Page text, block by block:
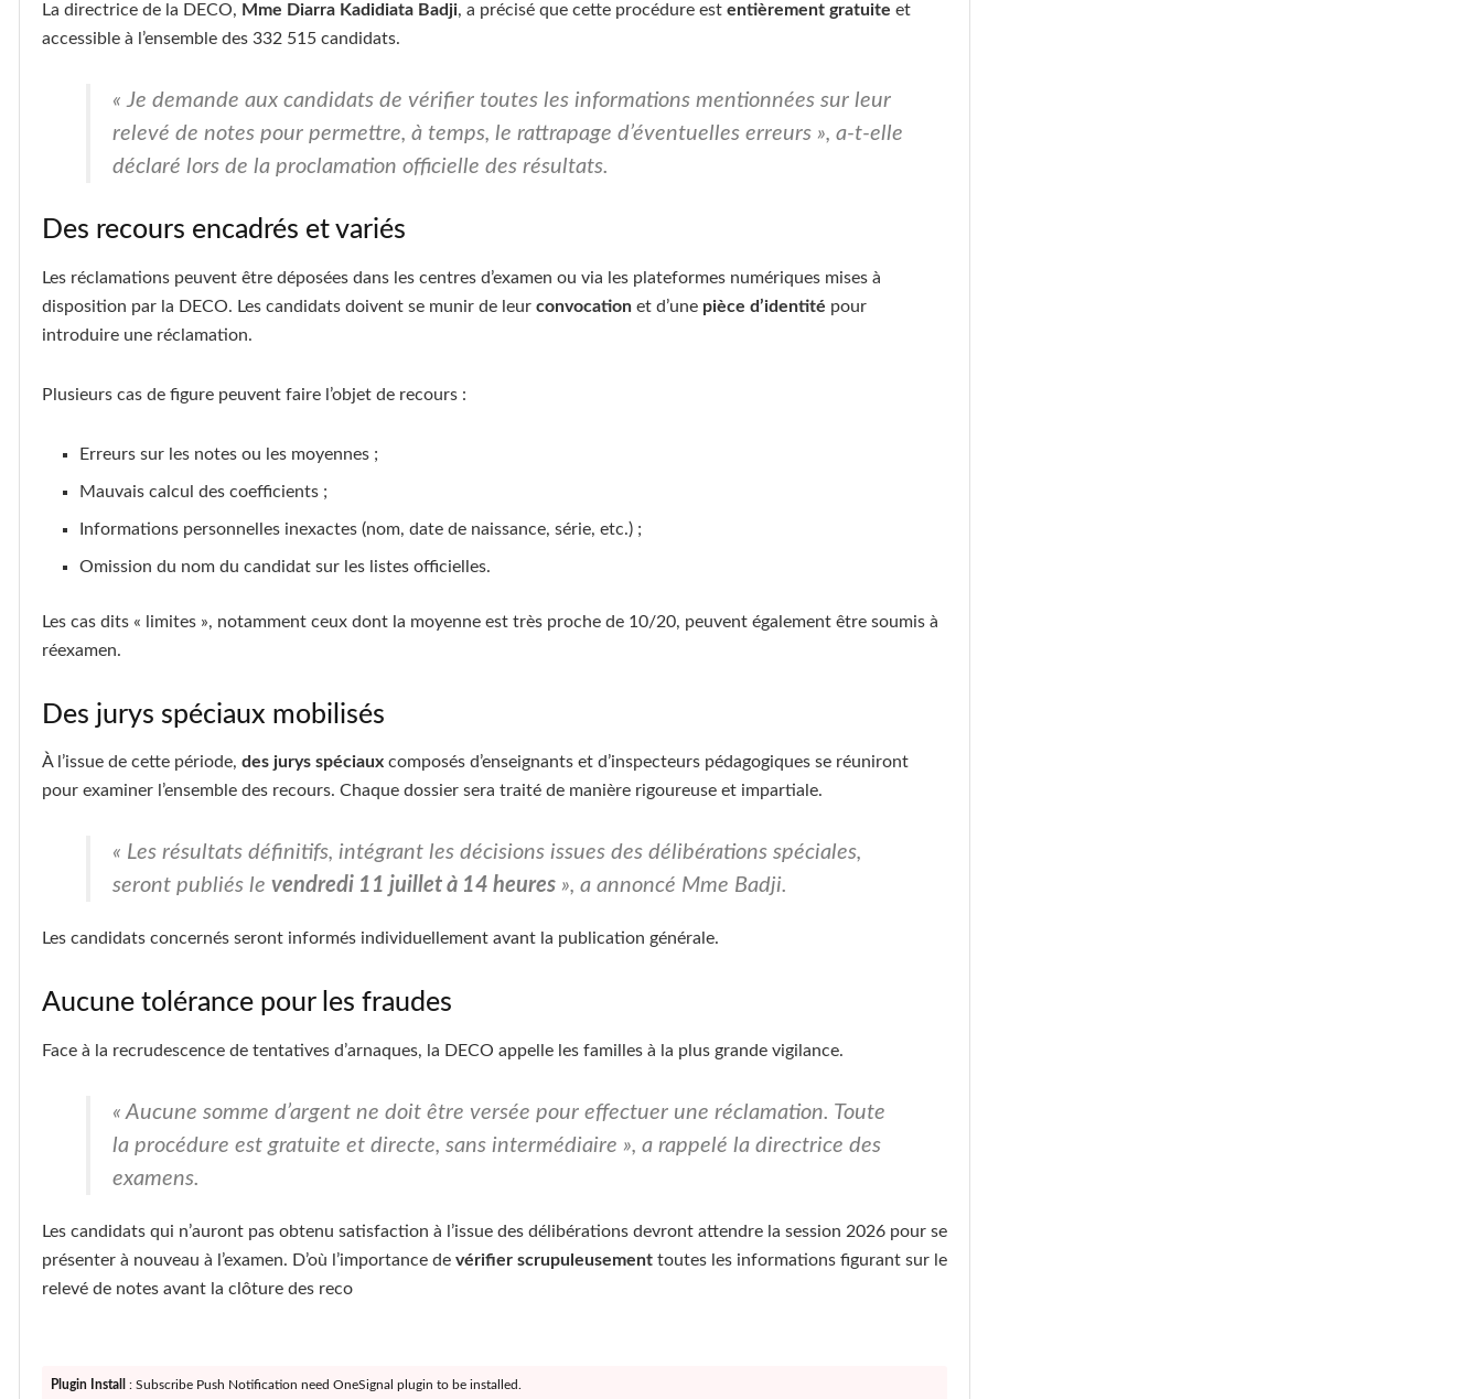
La directrice de la DECO, Mme Diarra Kadidiata Badji, a précisé que cette procédure est entièrement gratuite et
accessible à l’ensemble des 332 515 candidats.
« Je demande aux candidats de vérifier toutes les informations mentionnées sur leur
relevé de notes pour permettre, à temps, le rattrapage d’éventuelles erreurs », a-t-elle
déclaré lors de la proclamation officielle des résultats.
Des recours encadrés et variés
Les réclamations peuvent être déposées dans les centres d’examen ou via les plateformes numériques mises à
disposition par la DECO. Les candidats doivent se munir de leur convocation et d’une pièce d’identité pour
introduire une réclamation.
Plusieurs cas de figure peuvent faire l’objet de recours :
Erreurs sur les notes ou les moyennes ;
Mauvais calcul des coefficients ;
Informations personnelles inexactes (nom, date de naissance, série, etc.) ;
Omission du nom du candidat sur les listes officielles.
Les cas dits « limites », notamment ceux dont la moyenne est très proche de 10/20, peuvent également être soumis à
réexamen.
Des jurys spéciaux mobilisés
À l’issue de cette période, des jurys spéciaux composés d’enseignants et d’inspecteurs pédagogiques se réuniront
pour examiner l’ensemble des recours. Chaque dossier sera traité de manière rigoureuse et impartiale.
« Les résultats définitifs, intégrant les décisions issues des délibérations spéciales,
seront publiés le vendredi 11 juillet à 14 heures », a annoncé Mme Badji.
Les candidats concernés seront informés individuellement avant la publication générale.
Aucune tolérance pour les fraudes
Face à la recrudescence de tentatives d’arnaques, la DECO appelle les familles à la plus grande vigilance.
« Aucune somme d’argent ne doit être versée pour effectuer une réclamation. Toute
la procédure est gratuite et directe, sans intermédiaire », a rappelé la directrice des
examens.
Les candidats qui n’auront pas obtenu satisfaction à l’issue des délibérations devront attendre la session 2026 pour se
présenter à nouveau à l’examen. D’où l’importance de vérifier scrupuleusement toutes les informations figurant sur le
relevé de notes avant la clôture des reco
Plugin Install : Subscribe Push Notification need OneSignal plugin to be installed.